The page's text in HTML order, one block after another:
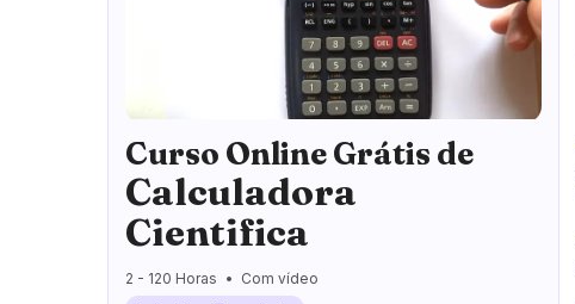
Curso Online Grátis de
Calculadora
Cientifica
2 - 120 Horas
Com vídeo